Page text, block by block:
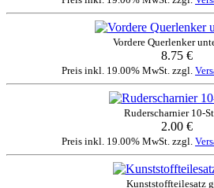
Vordere Querlenker
8.75 €
Preis inkl. 19.00% MwSt. zzgl.
Ruderscharnier 10-
2.00 €
Preis inkl. 19.00% MwSt. zzgl.
Kunststoffteilesatz